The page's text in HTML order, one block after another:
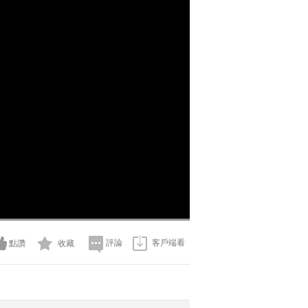
點讚 收藏 評論 客戶端看